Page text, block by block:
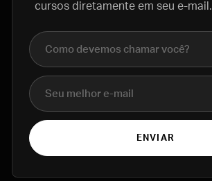
cursos diretamente em seu e-mail.
Nome completo
E-mail
ENVIAR